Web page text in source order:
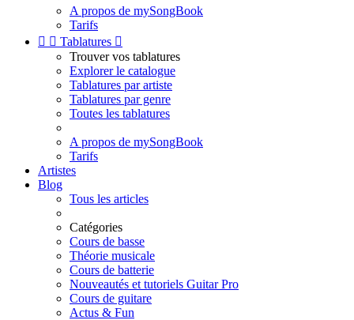
A propos de mySongBook
Tarifs
  Tablatures 
Trouver vos tablatures
Explorer le catalogue
Tablatures par artiste
Tablatures par genre
Toutes les tablatures
A propos de mySongBook
Tarifs
Artistes
Blog
Tous les articles
Catégories
Cours de basse
Théorie musicale
Cours de batterie
Nouveautés et tutoriels Guitar Pro
Cours de guitare
Actus & Fun